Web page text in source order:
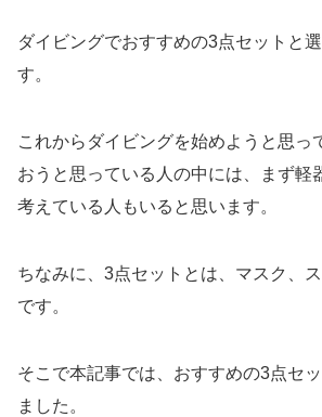
ダイビングでおすすめの3点セットと
す。
これからダイビングを始めようと思っ
おうと思っている人の中には、まず軽
考えている人もいると思います。
ちなみに、3点セットとは、マスク、
です。
そこで本記事では、おすすめの3点セ
ました。